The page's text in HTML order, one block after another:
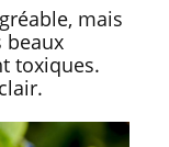
mais
beaux
toxiques.